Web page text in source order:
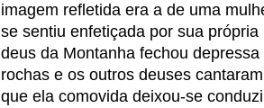
imagem refletida era a de uma
se sentiu enfetiçada por sua
deus da Montanha fechou
rochas e os outros deuses
que ela comovida deixou-se